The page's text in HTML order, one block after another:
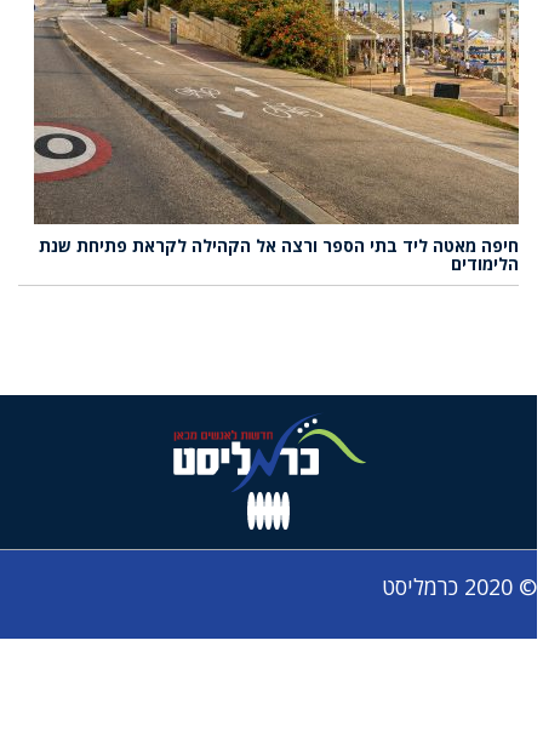
חיפה מאטה ליד בתי הספר ורצה אל הקהילה לקראת פתיחת שנת
הלימודים
© 2020 כרמליסט